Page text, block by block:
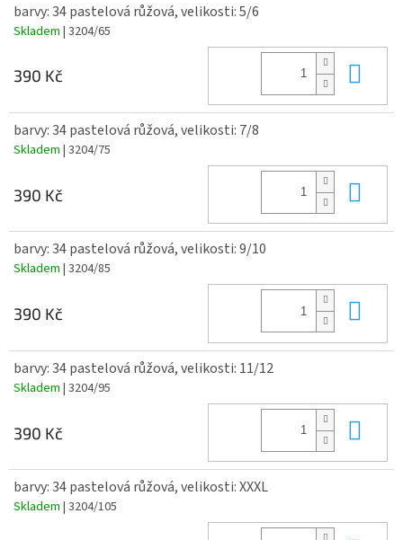
barvy: 34 pastelová růžová, velikosti: 5/6
Skladem | 3204/65
390 Kč
barvy: 34 pastelová růžová, velikosti: 7/8
Skladem | 3204/75
390 Kč
barvy: 34 pastelová růžová, velikosti: 9/10
Skladem | 3204/85
390 Kč
barvy: 34 pastelová růžová, velikosti: 11/12
Skladem | 3204/95
390 Kč
barvy: 34 pastelová růžová, velikosti: XXXL
Skladem | 3204/105